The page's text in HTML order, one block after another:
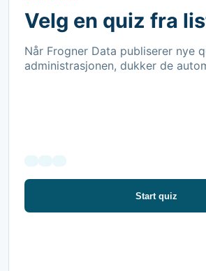
Velg en quiz fra
Når Frogner Data publiserer nye
administrasjonen, dukker de
Start quiz